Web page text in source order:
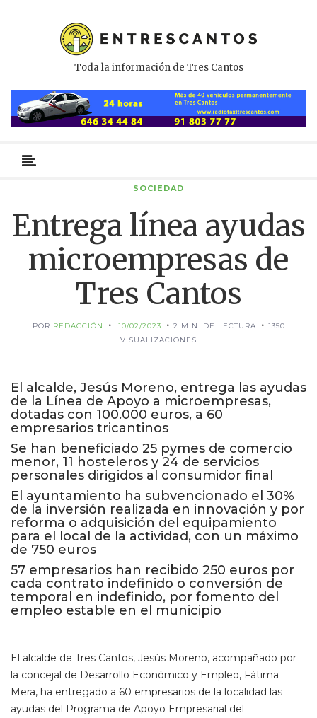
Toda la información de Tres Cantos
primario
SOCIEDAD
Entrega línea ayudas
microempresas de
Tres Cantos
POR REDACCIÓN 10/02/2023 2 MIN. DE LECTURA
1350
VISUALIZACIONES
El alcalde, Jesús Moreno, entrega las ayudas
de la Línea de Apoyo a microempresas,
dotadas con 100.000 euros, a 60
empresarios tricantinos
Se han beneficiado 25 pymes de comercio
menor, 11 hosteleros y 24 de servicios
personales dirigidos al consumidor final
El ayuntamiento ha subvencionado el 30%
de la inversión realizada en innovación y por
reforma o adquisición del equipamiento
para el local de la actividad, con un máximo
de 750 euros
57 empresarios han recibido 250 euros por
cada contrato indefinido o conversión de
temporal en indefinido, por fomento del
empleo estable en el municipio
El alcalde de Tres Cantos, Jesús Moreno, acompañado por
la concejal de Desarrollo Económico y Empleo, Fátima
Mera, ha entregado a 60 empresarios de la localidad las
ayudas del Programa de Apoyo Empresarial del